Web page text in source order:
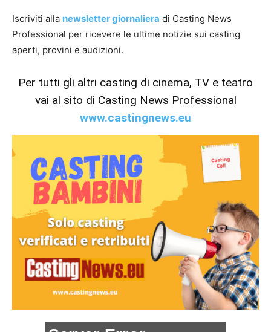
Iscriviti alla newsletter giornaliera di Casting News
Professional per ricevere le ultime notizie sui casting
aperti, provini e audizioni.
Per tutti gli altri casting di cinema, TV e teatro
vai al sito di Casting News Professional
www.castingnews.eu